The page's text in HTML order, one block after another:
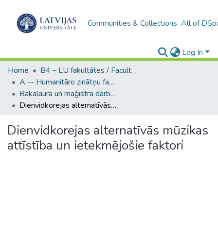
Communities & Collections All of
Log In
Home
B4 – LU fakultātes / Faculties of the UL
A -- Humanitāro zinātņu fakultāte / Faculty of Humanities
Bakalaura un maģistra darbi (HZF) / Bachelor's and Master's theses
Dienvidkorejas alternatīvās mūzikas attīstība un ietekmējošie faktori
Dienvidkorejas alternatīvās mūzikas
attīstība un ietekmējošie faktori